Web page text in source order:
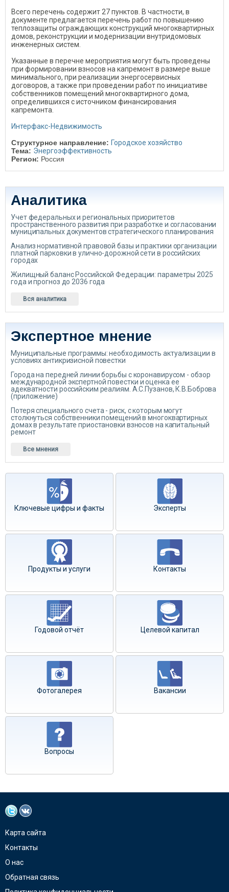
Всего перечень содержит 27 пунктов. В частности, в
документе предлагается перечень работ по повышению
теплозащиты ограждающих конструкций многоквартирных
домов, реконструкции и модернизации внутридомовых
инженерных систем.
Указанные в перечне мероприятия могут быть проведены
при формировании взносов на капремонт в размере выше
минимального, при реализации энергосервисных
договоров, а также при проведении работ по инициативе
собственников помещений многоквартирного дома,
определившихся с источником финансирования
капремонта.
Интерфакс-Недвижимость
Структурное направление: Городское хозяйство
Тема: Энергоэффективность
Регион: Россия
Аналитика
Учет федеральных и региональных приоритетов
пространственного развития при разработке и согласовании
муниципальных документов стратегического планирования
Анализ нормативной правовой базы и практики организации
платной парковки в улично-дорожной сети в российских
городах
Жилищный баланс Российской Федерации: параметры 2025
года и прогноз до 2036 года
Вся аналитика
Экспертное мнение
Муниципальные программы: необходимость актуализации в
условиях антикризисной повестки
Города на передней линии борьбы с коронавирусом - обзор
международной экспертной повестки и оценка ее
адекватности российским реалиям. А.С.Пузанов, К.В.Боброва
(приложение)
Потеря специального счета - риск, с которым могут
столкнуться собственники помещений в многоквартирных
домах в результате приостановки взносов на капитальный
ремонт
Все мнения
Ключевые цифры и факты Эксперты
Продукты и услуги Контакты
Годовой отчёт Целевой капитал
Фотогалерея Вакансии
Вопросы
Карта сайта
Контакты
О нас
Обратная связь